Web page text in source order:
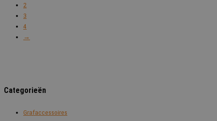
Categorieën
Grafaccessoires
2
3
4
→